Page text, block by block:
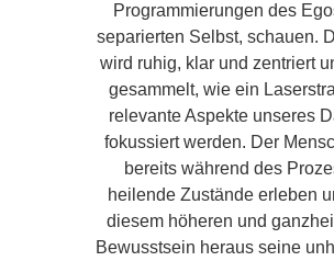
Programmierungen des
separierten Selbst, schauen.
wird ruhig, klar und zentriert
gesammelt, wie ein
relevante Aspekte unseres
fokussiert werden. Der
bereits während des
heilende Zustände erleben
diesem höheren und
Bewusstsein heraus seine